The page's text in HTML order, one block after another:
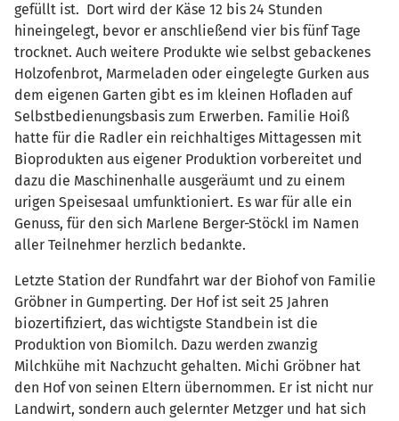
gefüllt ist. Dort wird der Käse 12 bis 24 Stunden
hineingelegt, bevor er anschließend vier bis fünf Tage
trocknet. Auch weitere Produkte wie selbst gebackenes
Holzofenbrot, Marmeladen oder eingelegte Gurken aus
dem eigenen Garten gibt es im kleinen Hofladen auf
Selbstbedienungsbasis zum Erwerben. Familie Hoiß
hatte für die Radler ein reichhaltiges Mittagessen mit
Bioprodukten aus eigener Produktion vorbereitet und
dazu die Maschinenhalle ausgeräumt und zu einem
urigen Speisesaal umfunktioniert. Es war für alle ein
Genuss, für den sich Marlene Berger-Stöckl im Namen
aller Teilnehmer herzlich bedankte.
Letzte Station der Rundfahrt war der Biohof von Familie
Gröbner in Gumperting. Der Hof ist seit 25 Jahren
biozertifiziert, das wichtigste Standbein ist die
Produktion von Biomilch. Dazu werden zwanzig
Milchkühe mit Nachzucht gehalten. Michi Gröbner hat
den Hof von seinen Eltern übernommen. Er ist nicht nur
Landwirt, sondern auch gelernter Metzger und hat sich